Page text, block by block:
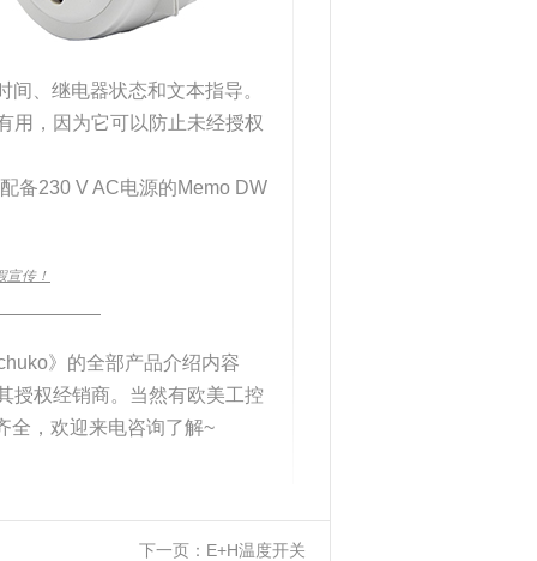
、继电器状态和文本指导。
用，因为它可以防止未经授权
备230 V AC电源的Memo DW
宣传！
》的全部产品介绍内容
授权经销商。当然有欧美工控
全，欢迎来电咨询了解~
下一页： E+H温度开关